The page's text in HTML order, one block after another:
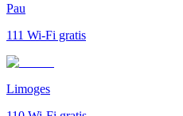
Pau
111 Wi-Fi gratis
Limoges